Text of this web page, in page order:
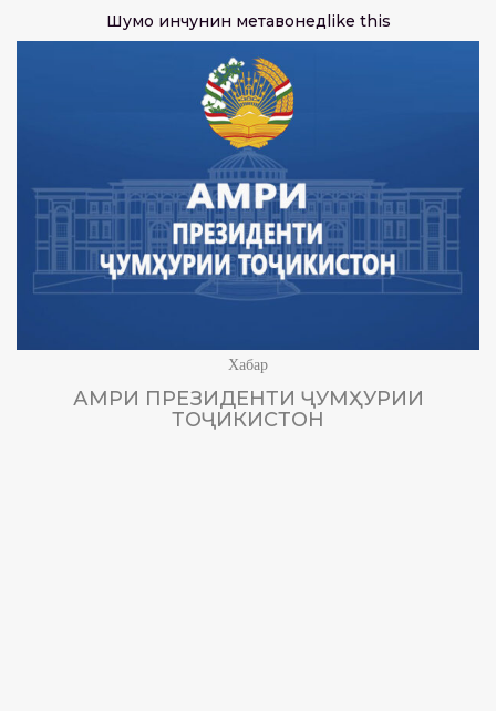
Шумо инчунин метавонедlike this
Хабар
АМРИ ПРЕЗИДЕНТИ ҶУМҲУРИИ
ТОҶИКИСТОН